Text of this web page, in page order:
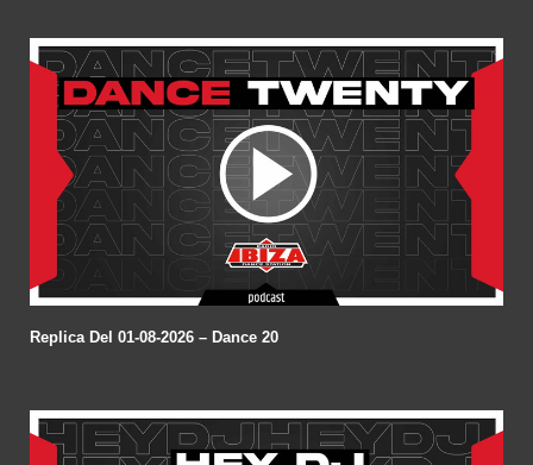
Replica Del 01-08-2026 – Dance 20